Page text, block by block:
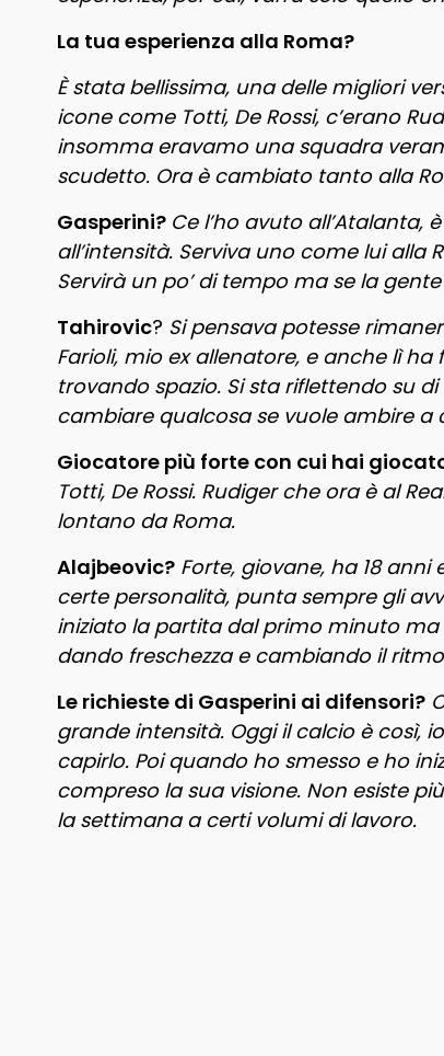
La tua esperienza alla Roma?
È stata bellissima, una delle migliori
icone come Totti, De Rossi, c’erano
insomma eravamo una squadra
scudetto. Ora è cambiato tanto alla
Gasperini? Ce l’ho avuto
all’intensità. Serviva uno come lui
Servirà un po’ di tempo ma se la
Tahirovic? Si pensava potesse
Farioli, mio ex allenatore, e anche lì
trovando spazio. Si sta riflettendo su
cambiare qualcosa se vuole ambire a
Giocatore più forte con cui hai
Totti, De Rossi. Rudiger che ora è al
lontano da Roma.
Alajbeovic? Forte, giovane, ha 18
certe personalità, punta sempre gli
iniziato la partita dal primo minuto
dando freschezza e cambiando il
Le richieste di Gasperini ai difensori?
grande intensità. Oggi il calcio è così,
capirlo. Poi quando ho smesso e ho
compreso la sua visione. Non esiste
la settimana a certi volumi di lavoro.